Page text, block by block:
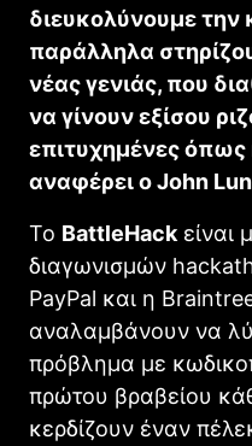
διευκολύνουμε την
παράλληλα
νέας γενιάς, που
να γίνουν εξίσου
επιτυχημένες όπως
αναφέρει οJohn
Το BattleHack είναι
διαγωνισμών
PayPal και η
αναλαμβάνουν να
πρόβλημα με
πρώτου βραβείου
κερδίζουν έναν